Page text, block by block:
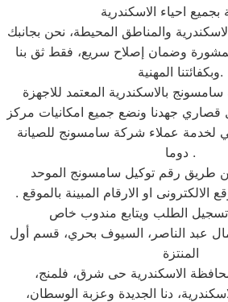
والمناطق المحيطة، نحن بجانبك
وضمان إصلاح سريع، فقط ثق بنا
وبكفائتنا المهنية.
بالاسكندرية المعتمد للاجهزة
قصاري جهدنا ونضع جميع امكانيات مركز
لخدمة عملاء شركة سامسونج للصيانة
دوما .
طريق رقم توكيل سامسونج الموحد
أو الموقع الالكترونى او الارقام المبينة بالموقع .
تسجيل الطلب ويتابع مندوب خاص
عبد الناصر، السيوف بحري، قسم أول
المنتزة
الاسكندرية حى شرق، فلمنج،
دنا الجديدة وعزبة الوسطان،